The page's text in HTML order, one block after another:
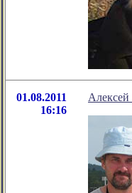
01.08.2011
16:16